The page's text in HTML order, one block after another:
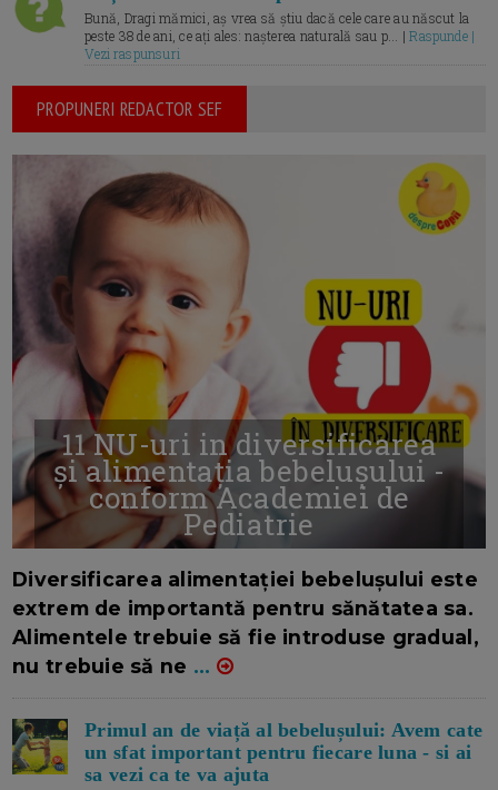
Bună, Dragi mămici, aș vrea să știu dacă cele care au născut la
peste 38 de ani, ce ați ales: nașterea naturală sau p... |Raspunde |
Vezi raspunsuri
PROPUNERI REDACTOR SEF
11 NU-uri in diversificarea
și alimentația bebelușului -
conform Academiei de
Pediatrie
Diversificarea alimentației bebelușului este
extrem de importantă pentru sănătatea sa.
Alimentele trebuie să fie introduse gradual,
nu trebuie să ne ...
Primul an de viață al bebelușului: Avem cate
un sfat important pentru fiecare luna - si ai
sa vezi ca te va ajuta